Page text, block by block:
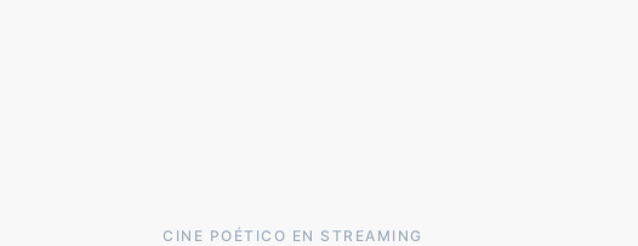
CINE POÉTICO EN STREAMING